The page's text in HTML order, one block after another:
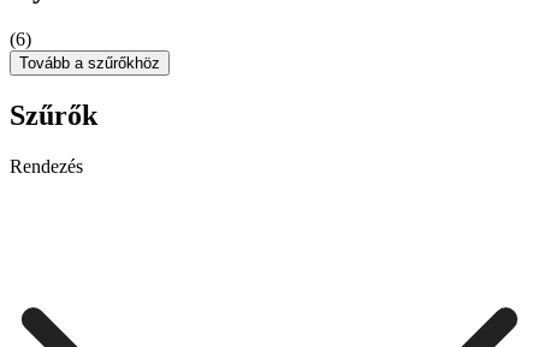
(6)
Tovább a szűrőkhöz
Szűrők
Rendezés